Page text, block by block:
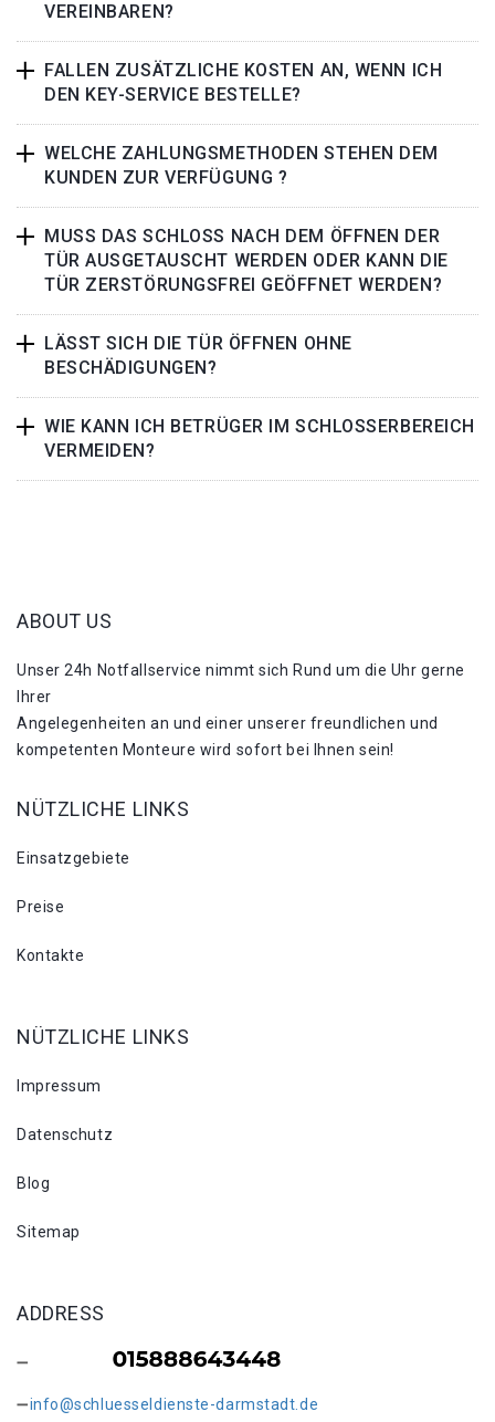
VEREINBAREN?
FALLEN ZUSÄTZLICHE KOSTEN AN, WENN ICH
DEN KEY-SERVICE BESTELLE?
WELCHE ZAHLUNGSMETHODEN STEHEN DEM
KUNDEN ZUR VERFÜGUNG ?
MUSS DAS SCHLOSS NACH DEM ÖFFNEN DER
TÜR AUSGETAUSCHT WERDEN ODER KANN DIE
TÜR ZERSTÖRUNGSFREI GEÖFFNET WERDEN?
LÄSST SICH DIE TÜR ÖFFNEN OHNE
BESCHÄDIGUNGEN?
WIE KANN ICH BETRÜGER IM SCHLOSSERBEREICH
VERMEIDEN?
ABOUT US
Unser 24h Notfallservice nimmt sich Rund um die Uhr gerne
Ihrer
Angelegenheiten an und einer unserer freundlichen und
kompetenten Monteure wird sofort bei Ihnen sein!
NÜTZLICHE LINKS
Einsatzgebiete
Preise
Kontakte
NÜTZLICHE LINKS
Impressum
Datenschutz
Blog
Sitemap
ADDRESS
info@schluesseldienste-darmstadt.de